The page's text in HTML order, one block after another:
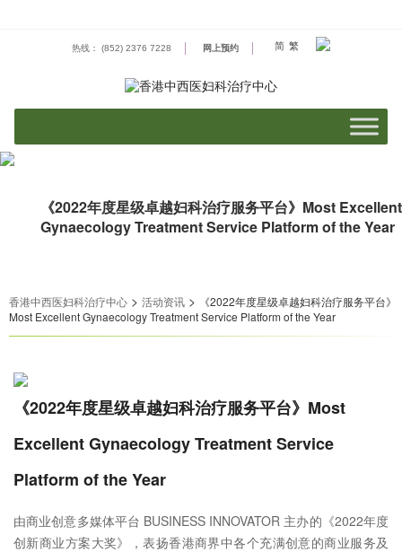
热线： (852) 2376 7228 网上预约 简 繁
《2022年度星级卓越妇科治疗服务平台》Most Excellent
Gynaecology Treatment Service Platform of the Year
香港中西医妇科治疗中心 > 活动资​​讯 >
《2022年度星级卓越妇科治疗服务平台》
Most Excellent Gynaecology Treatment Service Platform of the Year
《2022年度星级卓越妇科治疗服务平台》Most
Excellent Gynaecology Treatment Service
Platform of the Year
由商业创意多媒体平台 BUSINESS INNOVATOR 主办的《2022年度
创新商业方案大奖》，表扬香港商界中各个充满创意的商业服务及